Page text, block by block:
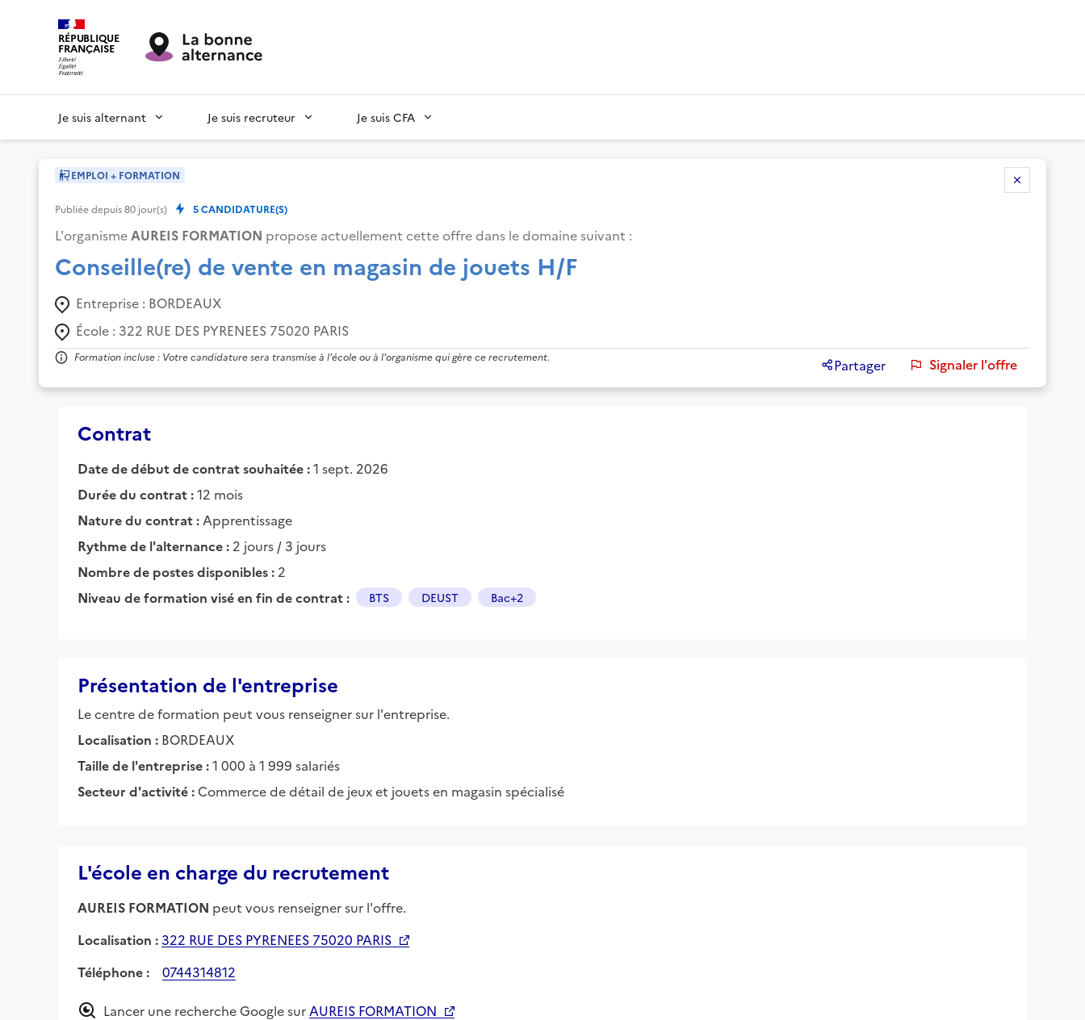
RÉPUBLIQUE
FRANÇAISE
Je suis alternant Je suis recruteur Je suis CFA
EMPLOI + FORMATION
Publiée depuis80 jour(s) 5CANDIDATURE(S)
L'organismeAUREIS FORMATION propose actuellement cette offre dans le domaine suivant :
Conseille(re) de vente en magasin de jouets H/F
Entreprise : BORDEAUX
École : 322 RUE DES PYRENEES 75020 PARIS
Formation incluse : Votre candidature sera transmise à l'école ou à l'organisme qui gère ce recrutement. Partager Signaler l'offre
Contrat
Date de début de contrat souhaitée :1 sept. 2026
Durée du contrat :12 mois
Nature du contrat : Apprentissage
Rythme de l'alternance : 2 jours / 3 jours
Nombre de postes disponibles : 2
Niveau de formation visé en fin de contrat :
BTS DEUST Bac+2
Présentation de l'entreprise
Le centre de formation peut vous renseigner sur l'entreprise.
Localisation : BORDEAUX
Taille de l'entreprise :1 000 à 1 999 salariés
Secteur d'activité : Commerce de détail de jeux et jouets en magasin spécialisé
L'école en charge du recrutement
AUREIS FORMATION peut vous renseigner sur l'offre.
Localisation :322 RUE DES PYRENEES 75020 PARIS
Téléphone :
0744314812
Lancer une recherche Google sur AUREIS FORMATION